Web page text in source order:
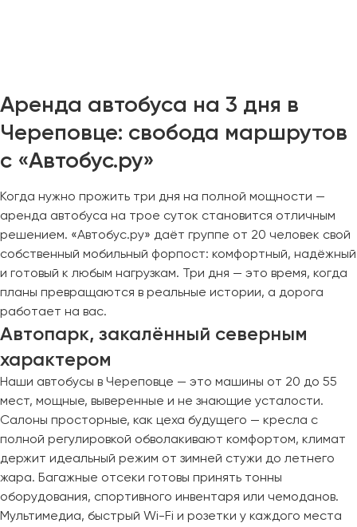
Аренда автобуса на 3 дня в
Череповце: свобода маршрутов
с «Автобус.ру»
Когда нужно прожить три дня на полной мощности —
аренда автобуса на трое суток становится отличным
решением. «Автобус.ру» даёт группе от 20 человек свой
собственный мобильный форпост: комфортный, надёжный
и готовый к любым нагрузкам. Три дня — это время, когда
планы превращаются в реальные истории, а дорога
работает на вас.
Автопарк, закалённый северным
характером
Наши автобусы в Череповце — это машины от 20 до 55
мест, мощные, выверенные и не знающие усталости.
Салоны просторные, как цеха будущего — кресла с
полной регулировкой обволакивают комфортом, климат
держит идеальный режим от зимней стужи до летнего
жара. Багажные отсеки готовы принять тонны
оборудования, спортивного инвентаря или чемоданов.
Мультимедиа, быстрый Wi-Fi и розетки у каждого места